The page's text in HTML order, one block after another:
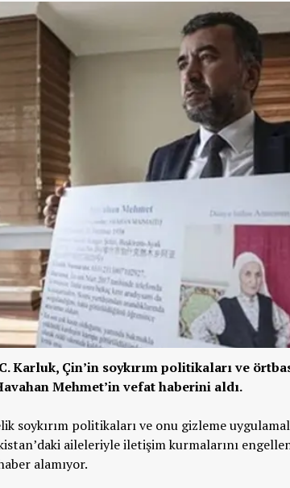
Karluk, Çin’in soykırım politikaları ve
Mehmet’in vefat haberini aldı.
soykırım politikaları ve onu gizleme
aileleriyle iletişim kurmalarını
alamıyor.